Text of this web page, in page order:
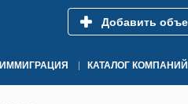
Добавить
ИММИГРАЦИЯ КАТАЛОГ КОМПАНИЙ